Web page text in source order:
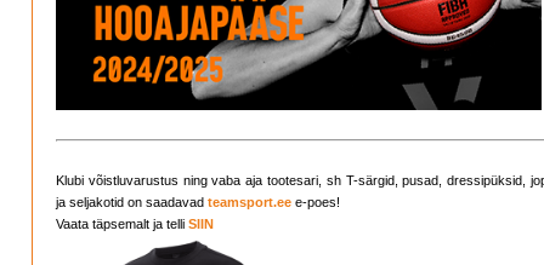
Klubi võistluvarustus ning vaba aja tootesari, sh T-särgid, pusad, dressipüksid,
ja seljakotid on saadavad teamsport.ee e-poes!
Vaata täpsemalt ja telli SIIN